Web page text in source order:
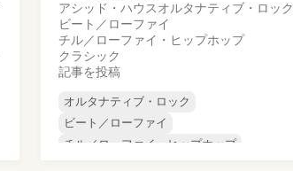
アシッド・ハウスオルタナティブ・ロック
ビート／ローファイ
チル／ローファイ・ヒップホップ
クラシック
記事を投稿
オルタナティブ・ロック
ビート／ローファイ
チル／ローファイ・ヒップホップ